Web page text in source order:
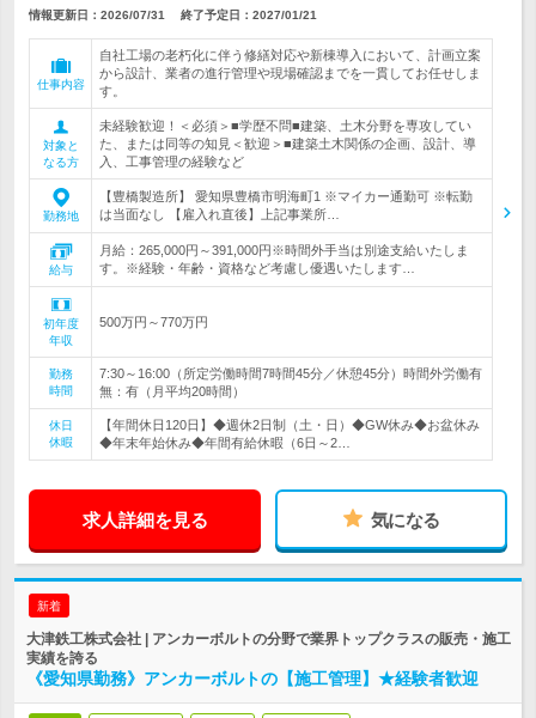
情報更新日：2026/07/31 終了予定日： 2027/01/21
仕事内容
自社工場の老朽化に伴う修繕対応や新棟導入において、計画立案
から設計、業者の進行管理や現場確認までを一貫してお任せしま
す。
対象と
なる方
未経験歓迎！＜必須＞■学歴不問■建築、土木分野を専攻してい
た、または同等の知見＜歓迎＞■建築土木関係の企画、設計、導
入、工事管理の経験など
勤務地
【豊橋製造所】 愛知県豊橋市明海町1 ※マイカー通勤可 ※転勤
は当面なし 【雇入れ直後】上記事業所…
給与
月給：265,000円～391,000円※時間外手当は別途支給いたしま
す。※経験・年齢・資格など考慮し優遇いたします…
初年度
年収
500万円～770万円
勤務
時間
7:30～16:00（所定労働時間7時間45分／休憩45分）時間外労働有
無：有（月平均20時間）
休日
休暇
【年間休日120日】◆週休2日制（土・日）◆GW休み◆お盆休み
◆年末年始休み◆年間有給休暇（6日～2…
求人詳細を見る 気になる
新着
大津鉄工株式会社 | アンカーボルトの分野で業界トップクラスの販売・施工
実績を誇る
《愛知県勤務》アンカーボルトの【施工管理】★経験者歓迎